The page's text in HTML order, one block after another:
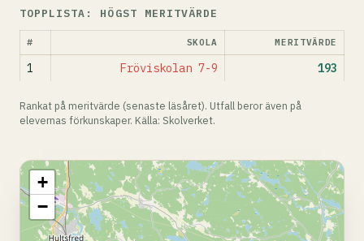
TOPPLISTA: HÖGST MERITVÄRDE
# SKOLA MERITVÄRDE
1 Fröviskolan 7-9 193
Rankat på meritvärde (senaste läsåret). Utfall beror även på
elevernas förkunskaper. Källa: Skolverket.
+
−